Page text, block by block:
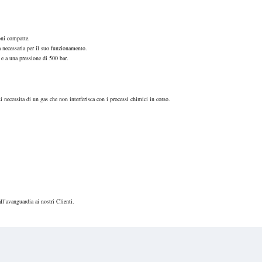
compatte.
per il suo funzionamento.
a una pressione di 500 bar.
di un gas che non interferisca con i processi chimici in corso.
ai nostri Clienti.